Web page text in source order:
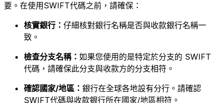
要。在使用SWIFT代碼之前，請確保：
核實銀行： 仔細核對銀行名稱是否與收款銀行名稱一
致。
檢查分支名稱： 如果您使用的是特定於分支的 SWIFT
代碼，請確保此分支與收款方的分支相符。
確認國家/地區： 銀行在全球各地設有分行。請確認
SWIFT代碼與收款銀行所在國家/地區相符。